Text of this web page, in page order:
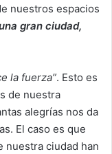
nuestros espacios
gran ciudad,
la fuerza”. Esto es
de nuestra
alegrías nos da
El caso es que
nuestra ciudad han